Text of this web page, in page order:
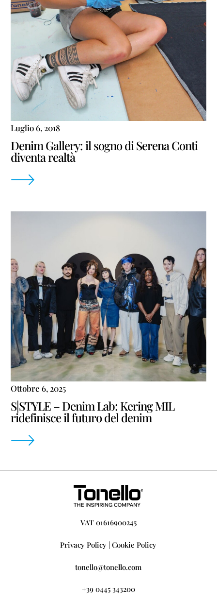
Luglio 6, 2018
Denim Gallery: il sogno di Serena Conti
diventa realtà
Ottobre 6, 2025
S|STYLE – Denim Lab: Kering MIL
ridefinisce il futuro del denim
VAT 01616900245
Privacy Policy |Cookie Policy
tonello@tonello.com
+39 0445 343200